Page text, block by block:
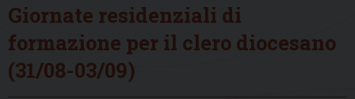
Giornate residenziali di
formazione per il clero diocesano
(31/08-03/09)